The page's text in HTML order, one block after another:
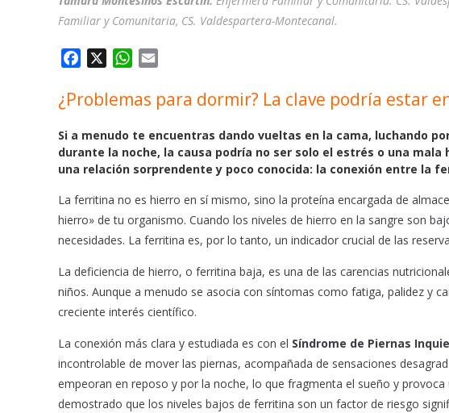
Familiar y Comunitaria, CS. Valdespartera-Montecanal.
c
b
o
o
k
W
a
s
A
p
p
a
l
¿Problemas para dormir? La clave podría estar
Si a menudo te encuentras dando vueltas en la cama, luchando
durante la noche, la causa podría no ser solo el estrés o una
una relación sorprendente y poco conocida: la conexión entre la
La ferritina no es hierro en sí mismo, sino la proteína encargada de
hierro» de tu organismo. Cuando los niveles de hierro en la sangre son
necesidades. La ferritina es, por lo tanto, un indicador crucial de las
La deficiencia de hierro, o ferritina baja, es una de las carencias
niños. Aunque a menudo se asocia con síntomas como fatiga, palidez y
creciente interés científico.
La conexión más clara y estudiada es con el Síndrome de Piernas
incontrolable de mover las piernas, acompañada de sensaciones
empeoran en reposo y por la noche, lo que fragmenta el sueño y
demostrado que los niveles bajos de ferritina son un factor de riesgo